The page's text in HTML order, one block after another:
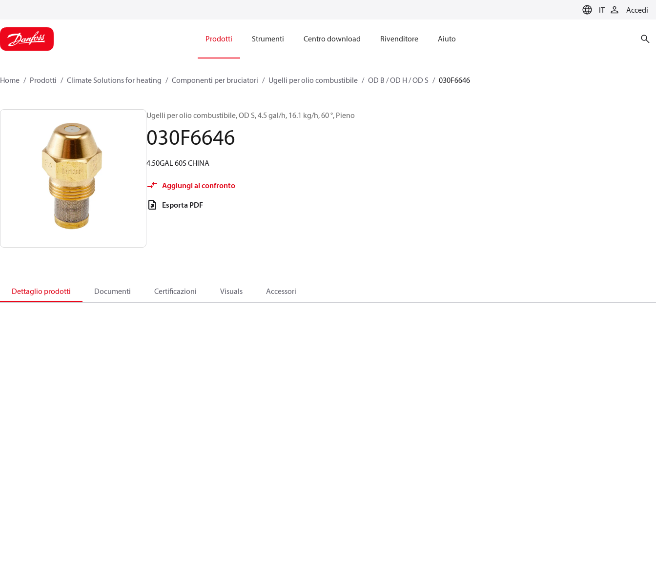
IT Accedi
Prodotti Strumenti Centro download Rivenditore Aiuto
Home Prodotti Climate Solutions for heating Componenti per bruciatori Ugelli per olio combustibile OD B / OD H / OD S 030F6646
Ugelli per olio combustibile, OD S, 4.5 gal/h, 16.1 kg/h, 60 °, Pieno
030F6646
4.50GAL 60S CHINA
Aggiungi al confronto
Esporta PDF
Dettaglio prodotti Documenti Certificazioni Visuals Accessori